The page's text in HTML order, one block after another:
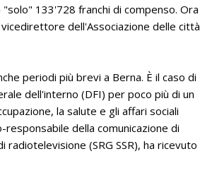
133'728 franchi di compenso. Ora
dell'Associazione delle città
periodi più brevi a Berna. È il caso di
dell'interno (DFI) per poco più di un
la salute e gli affari sociali
della comunicazione di
(SRG SSR), ha ricevuto